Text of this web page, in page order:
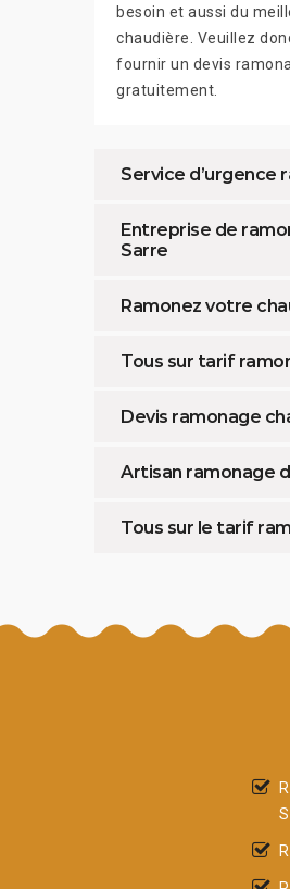
besoin et aussi du
chaudière. Veuillez
fournir un devis
gratuitement.
Service d’urgence
Entreprise de
Sarre
Ramonez votre
Tous sur tarif
Devis ramonage
Artisan ramonage
Tous sur le tarif